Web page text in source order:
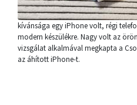
kívánsága egy iPhone volt, régi
modern készülékre. Nagy volt az
vizsgálat alkalmával megkapta a
az áhított iPhone-t.